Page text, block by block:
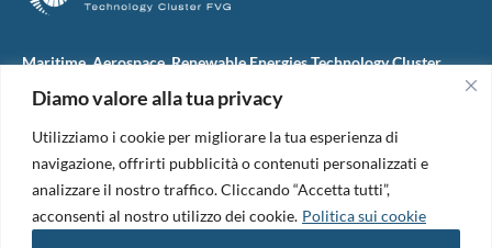
Diamo valore alla tua privacy
Utilizziamo i cookie per migliorare la tua esperienza di
navigazione, offrirti pubblicità o contenuti personalizzati e
analizzare il nostro traffico. Cliccando “Accetta tutti”,
acconsenti al nostro utilizzo dei cookie. Politica sui cookie
Maritime, Aerospace, Renewable Energies Technology Cluster
M.A.R.E. TC FVG S.c.ar.l.
34074 Monfalcone (Italy)
tel. +39 0481 723440
Codice Fiscale e Partita Iva: 01138620313
PEC:marefvg@legalmail.it
Codice univoco per i pagamenti: M5UXCR1